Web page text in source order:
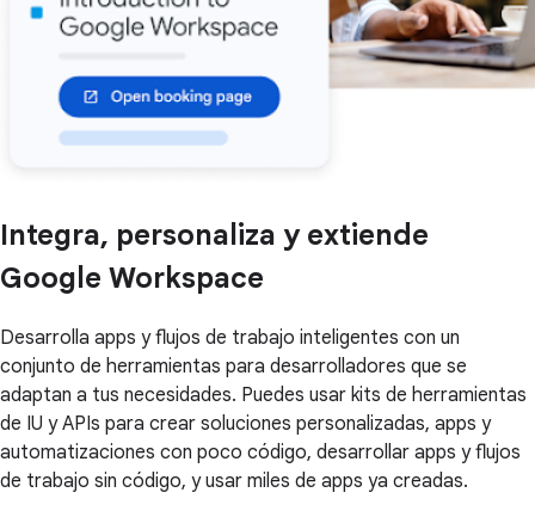
Integra, personaliza y extiende
Google Workspace
Desarrolla apps y flujos de trabajo inteligentes con un
conjunto de herramientas para desarrolladores que se
adaptan a tus necesidades. Puedes usar kits de herramientas
de IU y APIs para crear soluciones personalizadas, apps y
automatizaciones con poco código, desarrollar apps y flujos
de trabajo sin código, y usar miles de apps ya creadas.